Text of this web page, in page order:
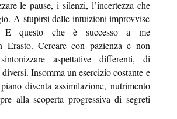
le pause, i silenzi, l’incertezza che
A stupirsi delle intuizioni improvvise
questo che è successo a me
Erasto. Cercare con pazienza e non
aspettative differenti, di
Insomma un esercizio costante e
diventa assimilazione, nutrimento
alla scoperta progressiva di segreti